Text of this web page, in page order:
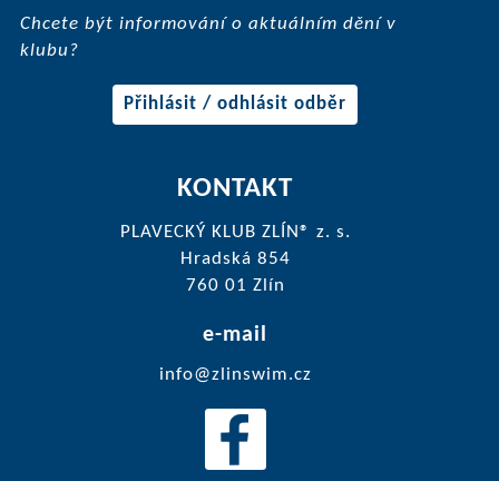
Chcete být informování o aktuálním dění v
klubu?
Přihlásit / odhlásit odběr
KONTAKT
PLAVECKÝ KLUB ZLÍN® z. s.
Hradská 854
760 01 Zlín
e-mail
info@zlinswim.cz